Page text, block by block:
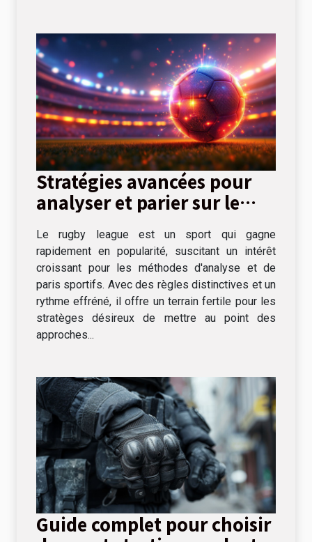
Stratégies avancées pour
analyser et parier sur le
Le rugby league est un sport qui gagne
rapidement en popularité, suscitant un intérêt
croissant pour les méthodes d'analyse et de
paris sportifs. Avec des règles distinctives et un
rythme effréné, il offre un terrain fertile pour les
stratèges désireux de mettre au point des
approches...
Guide complet pour choisir